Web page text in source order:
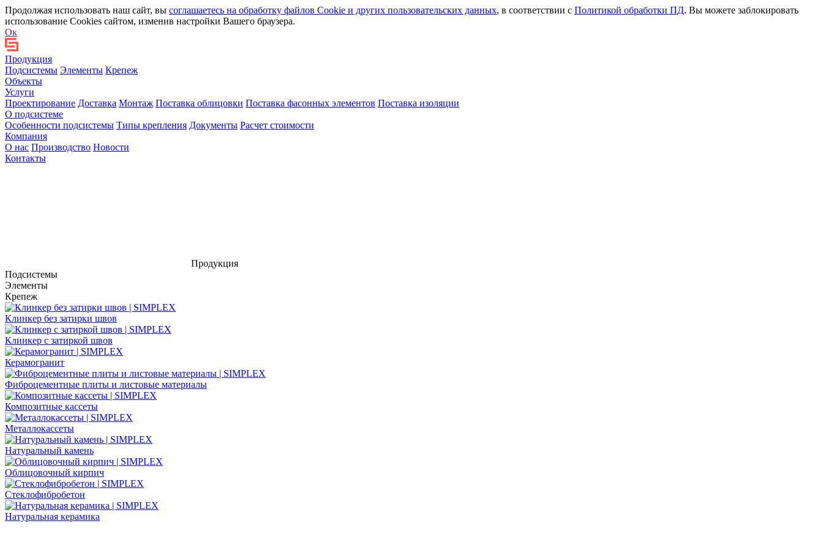
Продолжая использовать наш сайт, вы соглашаетесь на обработку файлов Сookie и других пользовательских данных, в соответствии с Политикой обработки ПД. Вы можете заблокировать
использование Cookies сайтом, изменив настройки Вашего браузера.
Ок
Продукция
Подсистемы Элементы Крепеж
Объекты
Услуги
Проектирование Доставка Монтаж Поставка облицовки Поставка фасонных элементов Поставка изоляции
О подсистеме
Особенности подсистемы Типы крепления Документы Расчет стоимости
Компания
О нас Производство Новости
Контакты
Продукция
Подсистемы
Элементы
Крепеж
Клинкер без затирки швов
Клинкер с затиркой швов
Керамогранит
Фиброцементные плиты и листовые материалы
Композитные кассеты
Металлокассеты
Натуральный камень
Облицовочный кирпич
Стеклофибробетон
Натуральная керамика